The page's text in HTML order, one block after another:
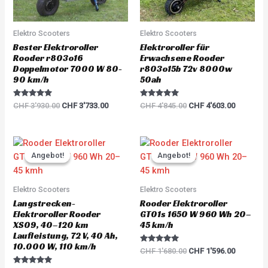
Elektro Scooters
Bester Elektroroller
Rooder r803o16
Doppelmotor 7000 W 80-
90 km/h
Rated
5.00
CHF3'930.00 CHF3'733.00
Elektro Scooters
Elektroroller für
Erwachsene Rooder
r803o15b 72v 8000w
50ah
Rated
5.00
CHF4'845.00 CHF4'603.00
Angebot!
Angebot!
Elektro Scooters
Langstrecken-
Elektroroller Rooder
XS09, 40–120 km
Laufleistung, 72 V, 40 Ah,
10.000 W, 110 km/h
Original
price
was:
is:
CHF 5'700.00.
Angebot!
Angebot!
Elektro Scooters
Rooder Elektroroller
GT01s 1650 W 960 Wh 20–
45 km/h
Rated
5.00
CHF1'680.00
Original
price
was:
CHF1'596.00
is: